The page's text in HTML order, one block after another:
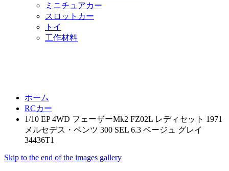
ミニチュアカー
スロットカー
トイ
工作材料
ホーム
RCカー
1/10 EP 4WD フェーザーMk2 FZ02L レディセット 1971
メルセデス・ベンツ 300 SEL 6.3 ベージュ グレイ
34436T1
Skip to the end of the images gallery